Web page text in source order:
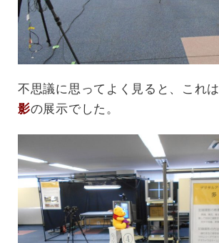
不思議に思ってよく見ると、これは
影の展示でした。